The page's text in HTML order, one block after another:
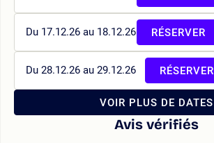
Du 17.12.26 au 18.12.26 RÉSERVER
Du 28.12.26 au 29.12.26 RÉSERVER
VOIR PLUS DE DATES
Avis vérifiés